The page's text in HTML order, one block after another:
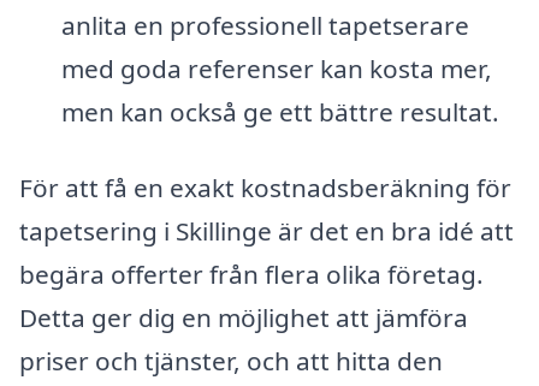
anlita en professionell tapetserare
med goda referenser kan kosta mer,
men kan också ge ett bättre resultat.
För att få en exakt kostnadsberäkning för
tapetsering i Skillinge är det en bra idé att
begära offerter från flera olika företag.
Detta ger dig en möjlighet att jämföra
priser och tjänster, och att hitta den